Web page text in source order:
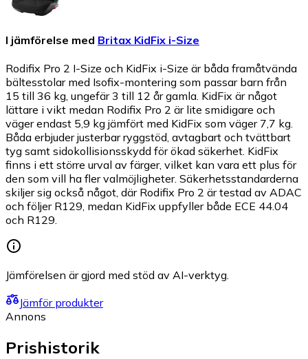
I jämförelse med Britax KidFix i-Size
Rodifix Pro 2 I-Size och KidFix i-Size är båda framåtvända
bältesstolar med Isofix-montering som passar barn från
15 till 36 kg, ungefär 3 till 12 år gamla. KidFix är något
lättare i vikt medan Rodifix Pro 2 är lite smidigare och
väger endast 5,9 kg jämfört med KidFix som väger 7,7 kg.
Båda erbjuder justerbar ryggstöd, avtagbart och tvättbart
tyg samt sidokollisionsskydd för ökad säkerhet. KidFix
finns i ett större urval av färger, vilket kan vara ett plus för
den som vill ha fler valmöjligheter. Säkerhetsstandarderna
skiljer sig också något, där Rodifix Pro 2 är testad av ADAC
och följer R129, medan KidFix uppfyller både ECE 44.04
och R129.
Jämförelsen är gjord med stöd av AI-verktyg.
Jämför produkter
Annons
Prishistorik